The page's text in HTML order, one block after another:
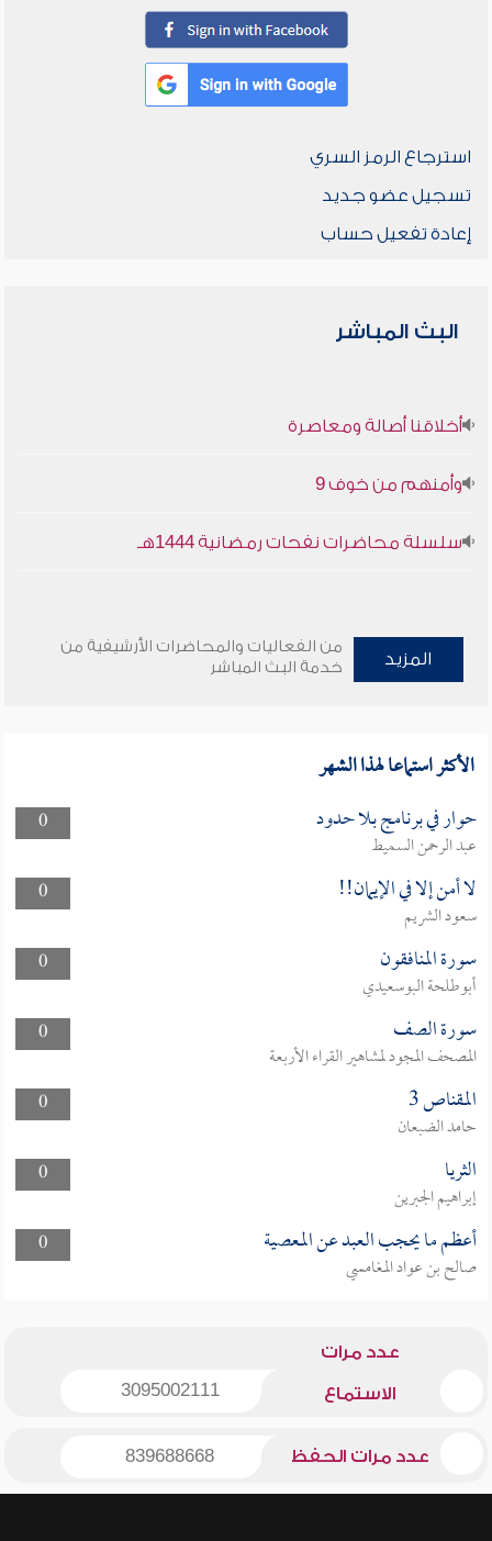
استرجاع الرمز السري
تسجيل عضو جديد
إعادة تفعيل حساب
البث المباشر
أخلاقنا أصالة ومعاصرة
وأمنهم من خوف 9
سلسلة محاضرات نفحات رمضانية 1444هـ
المزيد
من الفعاليات والمحاضرات الأرشيفية من
خدمة البث المباشر
الأكثر استماعا لهذا الشهر
0 حوار في برنامج بلا حدود
عبد الرحمن السميط
0
لا أمن إلا في الإيمان!!
سعود الشريم
0
سورة المنافقون
أبوطلحة البوسعيدي
0
سورة الصف
المصحف المجود لمشاهير القراء الأربعة
0
المقناص 3
حامد الضبعان
0
الثريا
إبراهيم الجبرين
0
أعظم ما يحجب العبد عن المعصية
صالح بن عواد المغامسي
عدد مرات
الاستماع 3095002111
عدد مرات الحفظ 839688668